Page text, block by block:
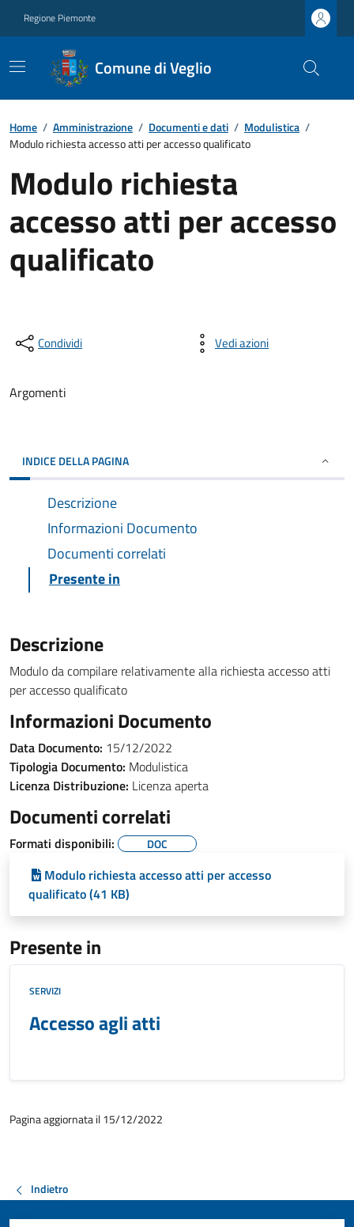
Regione Piemonte
Comune di Veglio
Home / Amministrazione / Documenti e dati / Modulistica /
Modulo richiesta accesso atti per accesso qualificato
Modulo richiesta
accesso atti per accesso
qualificato
Condividi Vedi azioni
Argomenti
INDICE DELLA PAGINA
Descrizione
Informazioni Documento
Documenti correlati
Presente in
Descrizione
Modulo da compilare relativamente alla richiesta accesso atti
per accesso qualificato
Informazioni Documento
Data Documento: 15/12/2022
Tipologia Documento: Modulistica
Licenza Distribuzione: Licenza aperta
Documenti correlati
Formati disponibili: DOC
Modulo richiesta accesso atti per accesso
qualificato (41 KB)
Presente in
SERVIZI
Accesso agli atti
Pagina aggiornata il 15/12/2022
Indietro